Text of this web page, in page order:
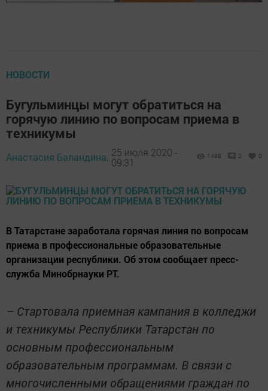
НОВОСТИ
Бугульминцы могут обратиться на
горячую линию по вопросам приема в
техникумы
Анастасия Баландина, 25 июля 2020 -
09:31
1498 0 0
В Татарстане заработала горячая линия по вопросам
приема в профессиональные образовательные
организации республики. Об этом сообщает пресс-
служба Минобрнауки РТ.
– Стартовала приемная кампания в колледжи
и техникумы Республики Татарстан по
основным профессиональным
образовательным программам. В связи с
многочисленными обращениями граждан по